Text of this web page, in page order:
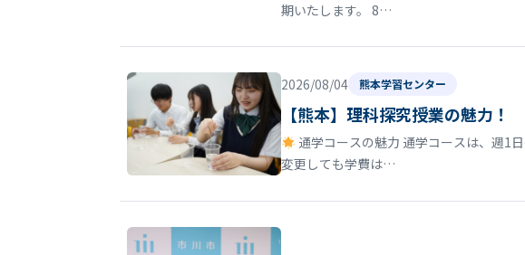
期いたします。 8…
2026/08/04 熊本学習センター
【熊本】理科探究授業の魅力！
通学コースの魅力 通学コースは、週1
変更しても学費は…